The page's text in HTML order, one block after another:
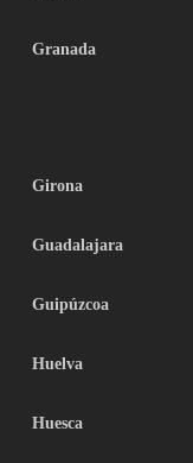
Granada
Girona
Guadalajara
Guipúzcoa
Huelva
Huesca